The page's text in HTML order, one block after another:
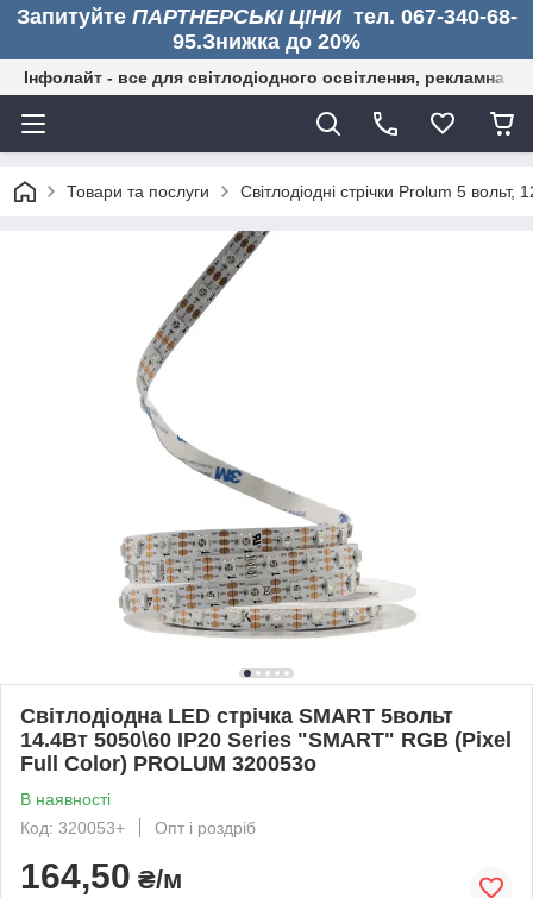
Запитуйте ПАРТНЕРСЬКІ ЦІНИтел. 067-340-68-
95.Знижка до 20%
Інфолайт - все для світлодіодного освітлення, рекламна
Товари та послуги Світлодіодні стрічки Prolum 5
Світлодіодна LED стрічка SMART 5вольт
14.4Вт 5050\60 IP20 Series "SMART" RGB (Pixel
Full Color) PROLUM 320053о
В наявності
Код: 320053+
Опт і роздріб
164,50 ₴/м